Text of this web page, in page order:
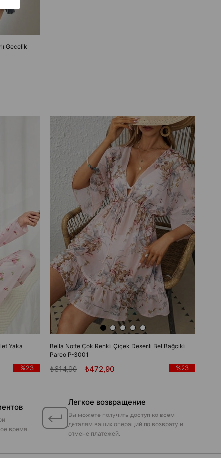
Gecelik
Yaka
%23
Bella Notte Çok Renkli Çiçek Desenli Bel Bağcıklı
Pareo P-3001
₺472,90
₺614,90 %23
время.
Легкое возвращение
Вы можете получить доступ ко всем
деталям ваших операций по возврату и
отмене платежей.